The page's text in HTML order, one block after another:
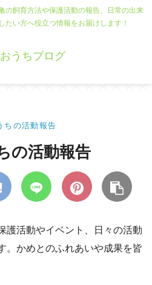
の飼育方法や保護活動の報告、日常の出来
たい方へ役立つ情報をお届けします！
うちブログ
ちの活動報告
の活動報告
護活動やイベント、日々の活動
。かめとのふれあいや成果を皆